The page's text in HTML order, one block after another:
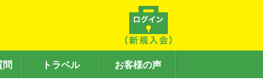
問 トラベル お客様の声